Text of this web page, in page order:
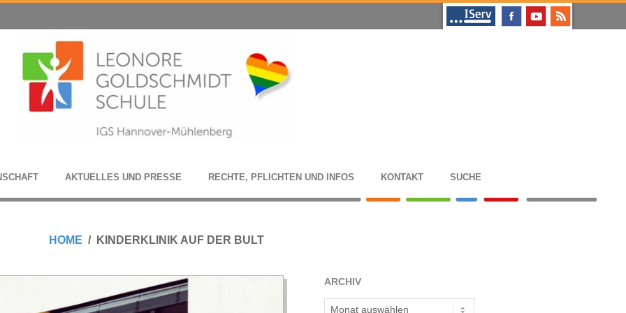
AKTU­EL­LES UND PRESSE RECHTE, PFLICH­TEN UND INFOS KON­TAKT SUCHE
HOME KINDERKLINIK AUF DER BULT
ARCHIV
Archiv